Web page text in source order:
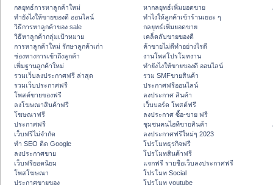
กลยุทธ์การหาลูกค้าใหม่
ทํายังไงให้ขายของดี ออนไลน์
วิธีการหาลูกค้าของ sale
วิธีหาลูกค้ากลุ่มเป้าหมาย
การหาลูกค้าใหม่ รักษาลูกค้าเก่า
ช่องทางการเข้าถึงลูกค้า
เพิ่มฐานลูกค้าใหม่
รวมเว็บลงประกาศฟรี ล่าสุด
รวมเว็บประกาศฟรี
โพสต์ขายของฟรี
ลงโฆษณาสินค้าฟรี
โฆษณาฟรี
ประกาศฟรี
เว็บฟรีไม่จำกัด
ทำ SEO ติด Google
ลงประกาศขาย
เว็บฟรียอดนิยม
โพสโฆษณา
ประกาศขายของ
หากลยุทธ์เพิ่มยอดขาย
ทําไงให้ลูกค้าเข้าร้านเยอะ ๆ
กลยุทธ์เพิ่มยอดขาย
เคล็ดลับขายของดี
ค้าขายไม่ดีทำอย่างไรดี
งานโพสโปรโมทงาน
ทํายังไงให้ขายของดี ออนไลน์
รวม SMFขายสินค้า
ประกาศฟรีออนไลน์
ลงประกาศ สินค้า
เว็บบอร์ด โพสต์ฟรี
ลงประกาศ ซื้อ-ขาย ฟรี
ชุมชนคนไอทีขายสินค้า
ลงประกาศฟรีใหม่ๆ 2023
โปรโมทธุรกิจฟรี
โปรโมทสินค้าฟรี
แจกฟรี รายชื่อเว็บลงประกาศฟรี
โปรโมท Social
โปรโมท youtube